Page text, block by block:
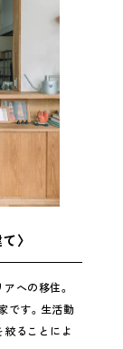
〉
への移住。
です。生活動
絞ることによ